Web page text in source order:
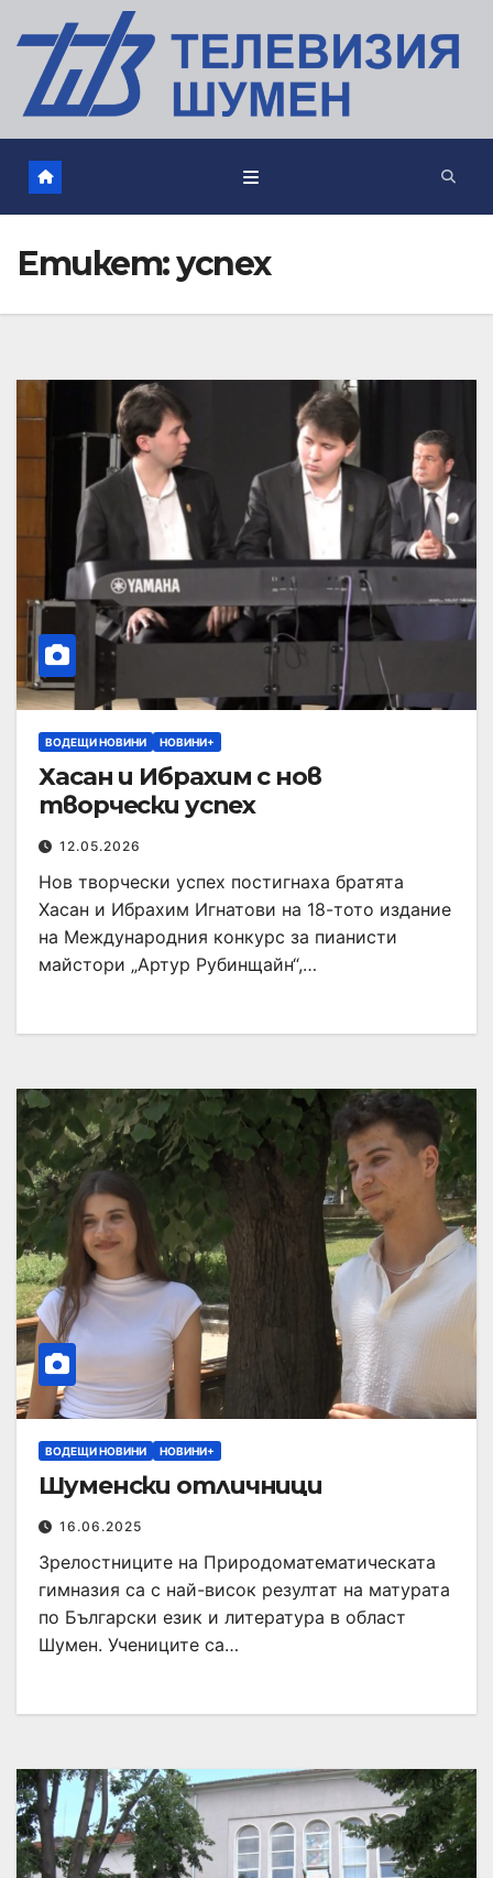
Етикет:успех
ВОДЕЩИ НОВИНИ НОВИНИ+
Хасан и Ибрахим с нов
творчески успех
12.05.2026
Нов творчески успех постигнаха братята
Хасан и Ибрахим Игнатови на 18-тото издание
на Международния конкурс за пианисти
майстори „Артур Рубинщайн“,…
ВОДЕЩИ НОВИНИ НОВИНИ+
Шуменски отличници
16.06.2025
Зрелостниците на Природоматематическата
гимназия са с най-висок резултат на матурата
по Български език и литература в област
Шумен. Учениците са…